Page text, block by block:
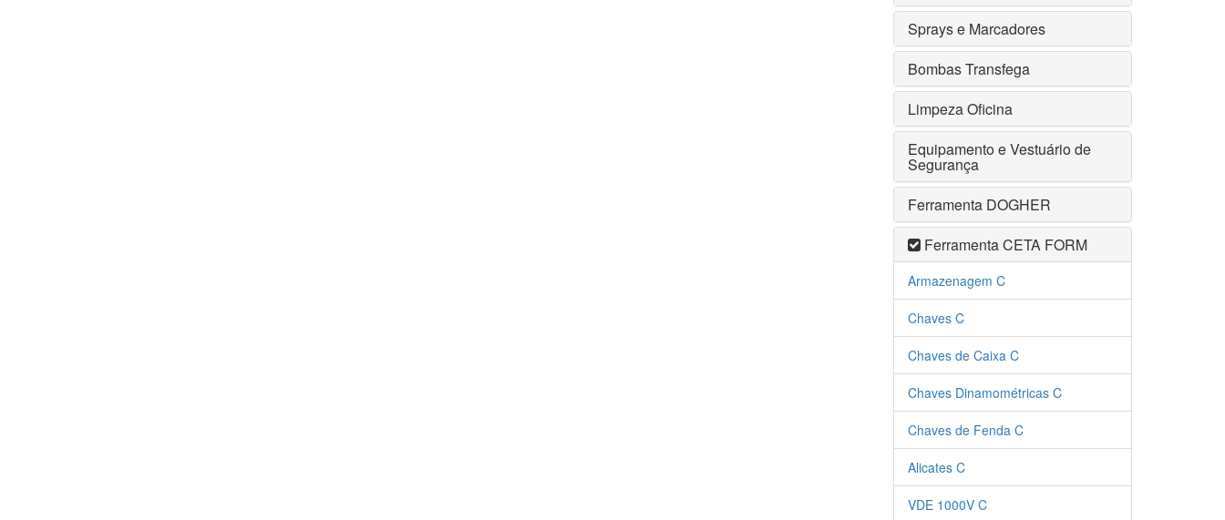
Sprays e Marcadores
Bombas Transfega
Limpeza Oficina
Equipamento e Vestuário de
Segurança
Ferramenta DOGHER
Ferramenta CETA FORM
Armazenagem C
Chaves C
Chaves de Caixa C
Chaves Dinamométricas C
Chaves de Fenda C
Alicates C
VDE 1000V C